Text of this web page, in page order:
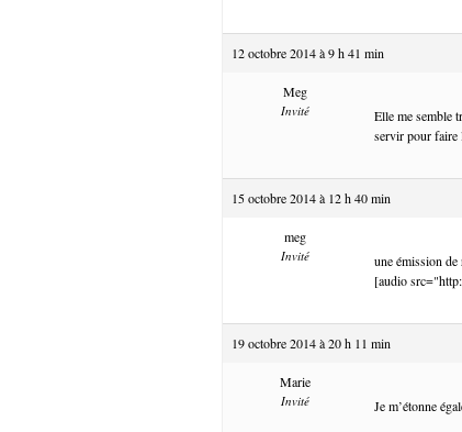
12 octobre 2014 à 9 h 41 min
Meg
Invité
Elle me semble
servir pour faire
15 octobre 2014 à 12 h 40 min
meg
Invité
une émission
[audio
19 octobre 2014 à 20 h 11 min
Marie
Invité
Je m’étonne